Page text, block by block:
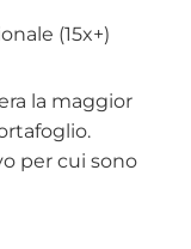
(15x+)
la maggior
per cui sono